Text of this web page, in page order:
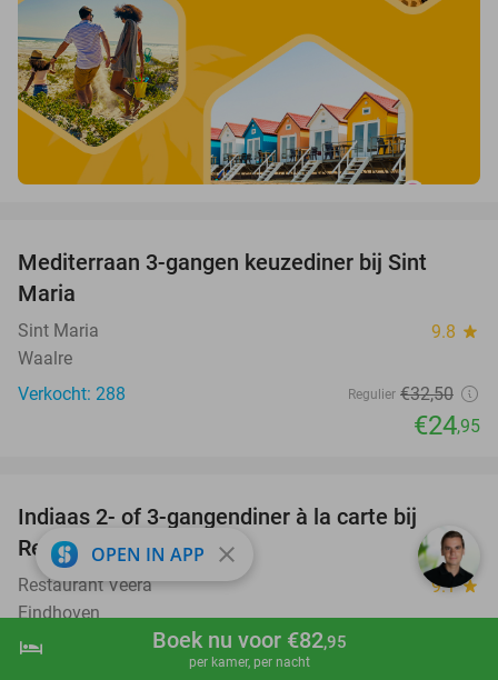
shopping_cart Boek nu
hotel Boek nu voor €82,95
per kamer, per nacht
Mediterraan 3-gangen keuzediner bij Sint
Maria
Sint Maria 9.8 star
Waalre
Verkocht: 288
Regulier €32,50
€24,95
39%
Indiaas 2- of 3-gangendiner à la carte bij
Restaurant Veera
Restaurant Veera 9.1star
Eindhoven
Verkocht: 76
OPEN IN APP close